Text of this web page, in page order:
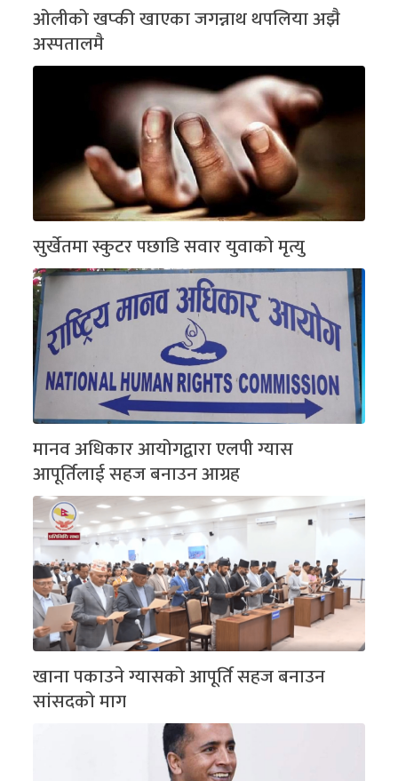
ओलीको खप्की खाएका जगन्नाथ थपलिया अझै
अस्पतालमै
सुर्खेतमा स्कुटर पछाडि सवार युवाको मृत्यु
मानव अधिकार आयोगद्वारा एलपी ग्यास
आपूर्तिलाई सहज बनाउन आग्रह
खाना पकाउने ग्यासको आपूर्ति सहज बनाउन
सांसदको माग